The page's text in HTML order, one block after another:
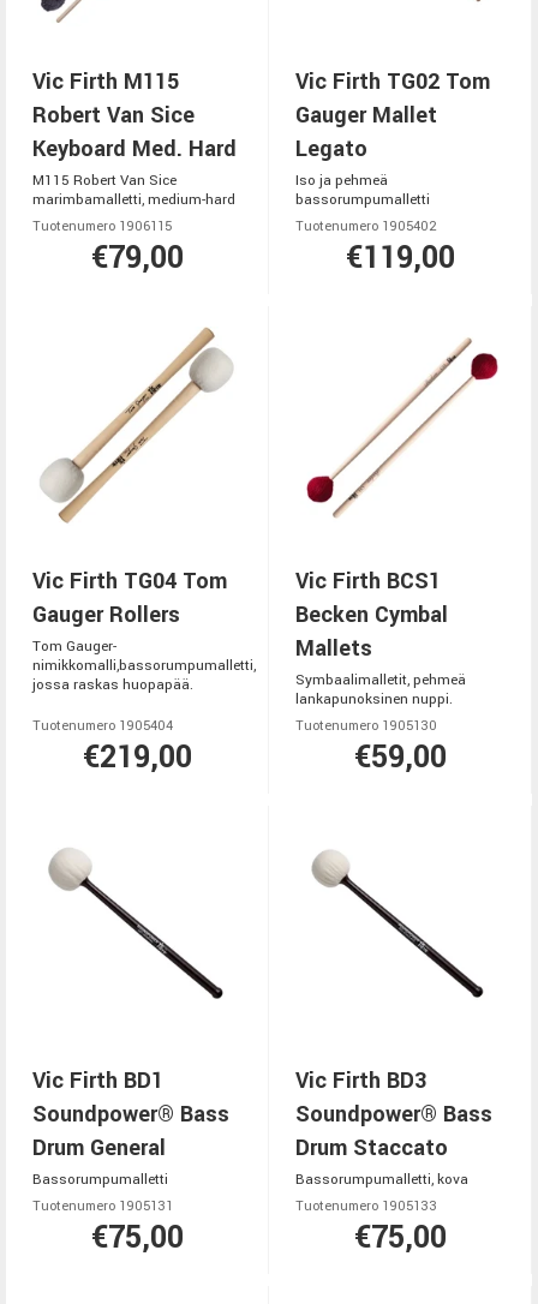
Vic Firth M115
Robert Van Sice
Keyboard Med. Hard
M115 Robert Van Sice
marimbamalletti, medium-hard
Tuotenumero 1906115
€79,00
Vic Firth TG02 Tom
Gauger Mallet
Legato
Iso ja pehmeä
bassorumpumalletti
Tuotenumero 1905402
€119,00
Vic Firth TG04 Tom
Gauger Rollers
Tom Gauger-
nimikkomalli,bassorumpumalletti,
jossa raskas huopapää.
Tuotenumero 1905404
€219,00
Vic Firth BCS1
Becken Cymbal
Mallets
Symbaalimalletit, pehmeä
lankapunoksinen nuppi.
Tuotenumero 1905130
€59,00
Vic Firth BD1
Soundpower® Bass
Drum General
Bassorumpumalletti
Tuotenumero 1905131
€75,00
Vic Firth BD3
Soundpower® Bass
Drum Staccato
Bassorumpumalletti, kova
Tuotenumero 1905133
€75,00